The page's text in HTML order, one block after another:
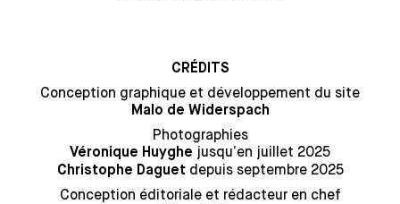
CRÉDITS
Conception graphique et développement du site
Malo de Widerspach
Photographies
Véronique Huyghe jusqu’en juillet 2025
Christophe Daguetdepuis septembre 2025
Conception éditoriale et rédacteur en chef